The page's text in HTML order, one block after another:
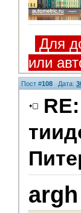
Для
или
Пост #108 Дата: